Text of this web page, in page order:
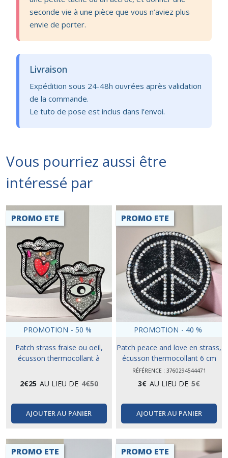
seconde vie à une pièce que vous n’aviez plus
envie de porter.
Livraison
Expédition sous 24-48h ouvrées après validation
de la commande.
Le tuto de pose est inclus dans l’envoi.
Vous pourriez aussi être
intéressé par
PROMO ETE
PROMOTION - 50 %
Patch strass fraise ou oeil,
écusson thermocollant à
2€25 AU LIEU DE 4€50
AJOUTER AU PANIER
PROMO ETE
PROMOTION - 40 %
Patch peace and love en strass,
écusson thermocollant 6 cm
RÉFÉRENCE : 3760294544471
3€ AU LIEU DE 5€
AJOUTER AU PANIER
PROMO ETE PROMO ETE